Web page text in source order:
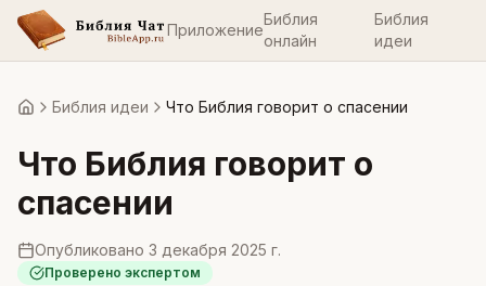
Приложение
Библия
онлайн
Библия
идеи
ГлавнаяБиблия идеи Что Библия говорит о спасении
Что Библия говорит о
спасении
Опубликовано 3 декабря 2025 г.
Проверено экспертом